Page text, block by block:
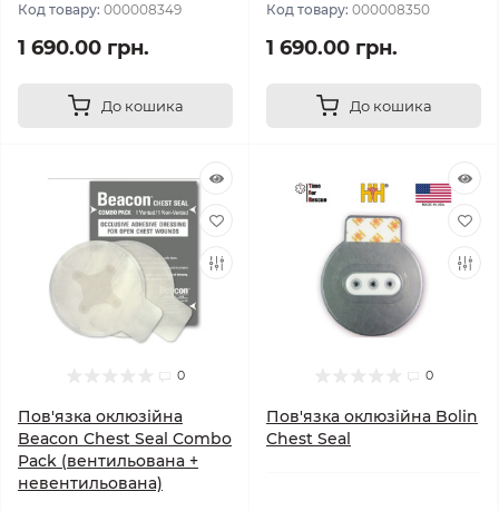
Код товару: 000008349
1 690.00 грн.
До кошика
Код товару: 000008350
1 690.00 грн.
До кошика
0
Пов'язка оклюзійна
Beacon Chest Seal Combo
Pack (вентильована +
невентильована)
0
Пов'язка оклюзійна Bolin
Chest Seal